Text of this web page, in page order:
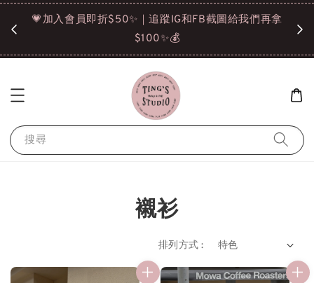
選
💗加入會員即折$50✨｜追蹤IG和FB截圖給我們再拿
$100✨💰
搜尋
襯衫
排列方式 :